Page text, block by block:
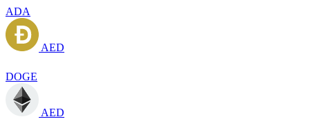
ADA
AED
DOGE
AED